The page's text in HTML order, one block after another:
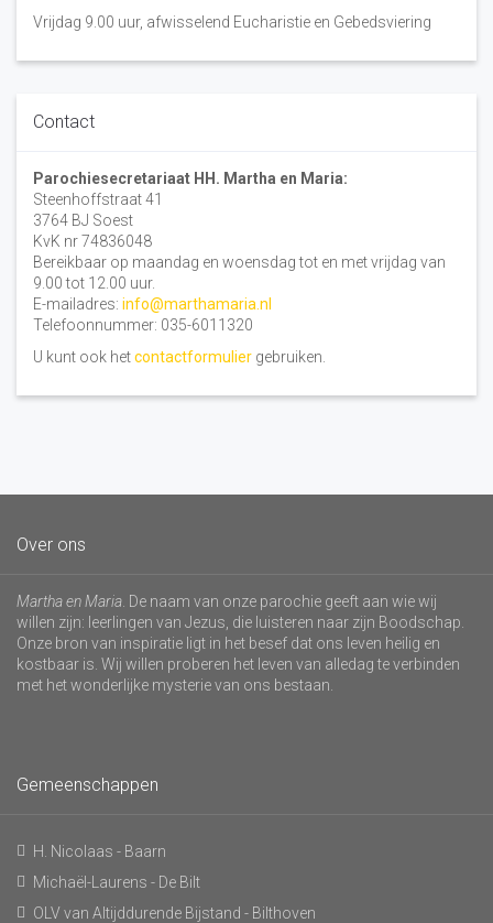
Vrijdag 9.00 uur, afwisselend Eucharistie en Gebedsviering
Contact
Parochiesecretariaat HH. Martha en Maria:
Steenhoffstraat 41
3764 BJ Soest
KvK nr 74836048
Bereikbaar op maandag en woensdag tot en met vrijdag van
9.00 tot 12.00 uur.
E-mailadres: info@marthamaria.nl
Telefoonnummer: 035-6011320
U kunt ook hetcontactformulier gebruiken.
Over ons
Martha en Maria . De naam van onze parochie geeft aan wie wij
willen zijn: leerlingen van Jezus, die luisteren naar zijn Boodschap.
Onze bron van inspiratie ligt in het besef dat ons leven heilig en
kostbaar is. Wij willen proberen het leven van alledag te verbinden
met het wonderlijke mysterie van ons bestaan.
Gemeenschappen
H. Nicolaas - Baarn
Michaël-Laurens - De Bilt
OLV van Altijddurende Bijstand - Bilthoven